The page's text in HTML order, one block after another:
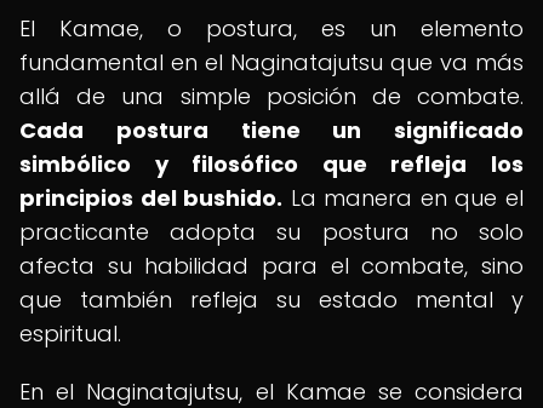
El Kamae, o postura, es un elemento
fundamental en el Naginatajutsu que va más
allá de una simple posición de combate.
Cada postura tiene un significado
simbólico y filosófico que refleja los
principios del bushido. La manera en que el
practicante adopta su postura no solo
afecta su habilidad para el combate, sino
que también refleja su estado mental y
espiritual.
En el Naginatajutsu, el Kamae se considera